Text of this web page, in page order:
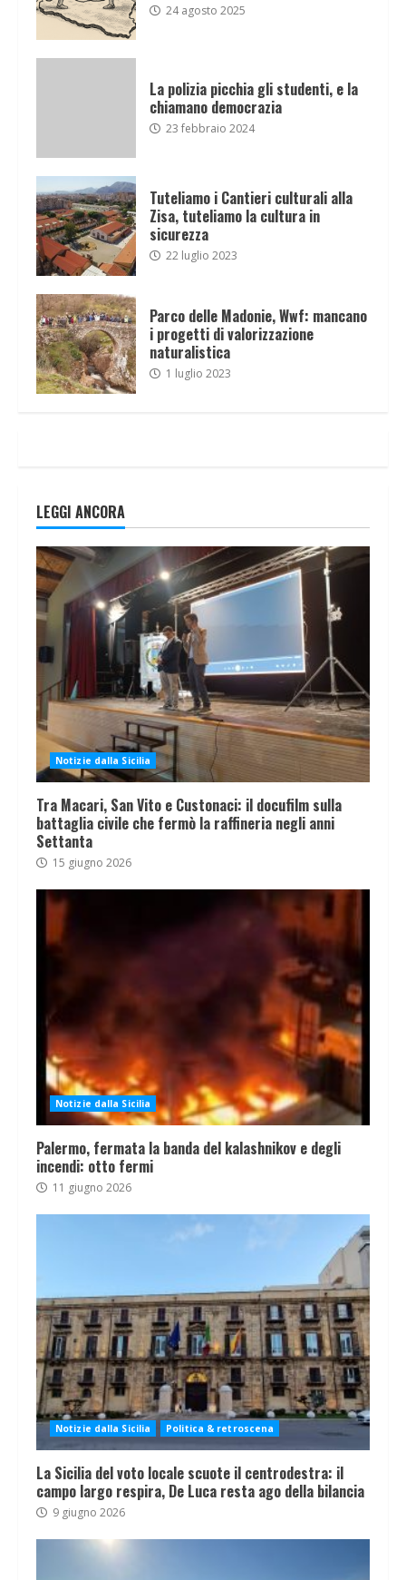
24 agosto 2025
La polizia picchia gli studenti, e la
chiamano democrazia
23 febbraio 2024
Tuteliamo i Cantieri culturali alla
Zisa, tuteliamo la cultura in
sicurezza
22 luglio 2023
Parco delle Madonie, Wwf: mancano
i progetti di valorizzazione
naturalistica
1 luglio 2023
LEGGI ANCORA
Notizie dalla Sicilia
Tra Macari, San Vito e Custonaci: il docufilm sulla
battaglia civile che fermò la raffineria negli anni
Settanta
15 giugno 2026
Notizie dalla Sicilia
Palermo, fermata la banda del kalashnikov e degli
incendi: otto fermi
11 giugno 2026
Notizie dalla Sicilia Politica & retroscena
La Sicilia del voto locale scuote il centrodestra: il
campo largo respira, De Luca resta ago della bilancia
9 giugno 2026